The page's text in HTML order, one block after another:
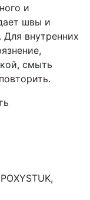
и
швы и
Для внутренних
смыть